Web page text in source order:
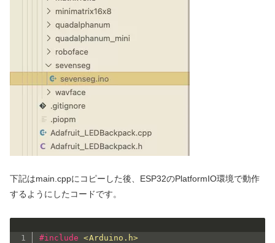
下記はmain.cppにコピーした後、ESP32のPlatformIO環境で動作
するようにしたコードです。
#include <Arduino.h>